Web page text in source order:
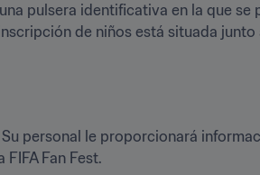
pulsera identificativa en la que se
de niños está situada junto
personal le proporcionará
Fan Fest.